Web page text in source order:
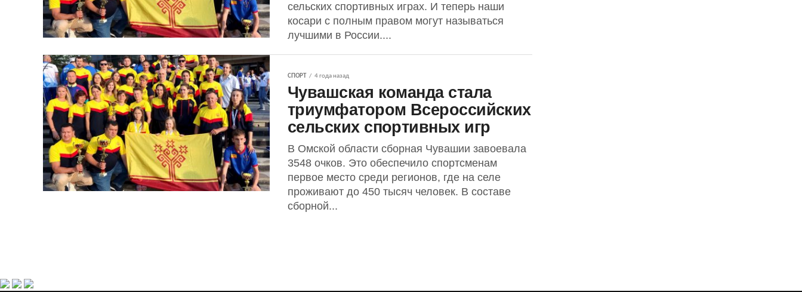
сельских спортивных играх. И теперь наши
косари с полным правом могут называться
лучшими в России....
СПОРТ 4 года назад
Чувашская команда стала
триумфатором Всероссийских
сельских спортивных игр
В Омской области сборная Чувашии завоевала
3548 очков. Это обеспечило спортсменам
первое место среди регионов, где на селе
проживают до 450 тысяч человек. В составе
сборной...